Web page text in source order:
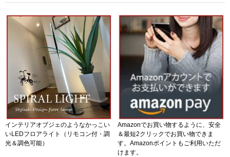
インテリアオブジェのようなかっこい
いLEDフロアライト（リモコン付・調
光＆調色可能）
Amazonでお買い物するように、安全
＆最短2クリックでお買い物できま
す。Amazonポイントもご利用いただ
けます。